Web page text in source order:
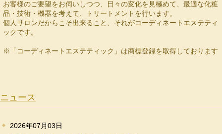
お客様のご要望をお伺いしつつ、日々の変化を見極めて、最適な化粧
品・技術・機器を考えて、トリートメントを行います。
個人サロンだからこそ出来ること、それがコーディネートエステティ
ックです。
※「コーディネートエステティック」は商標登録を取得しております
ニュース
2026年07月03日